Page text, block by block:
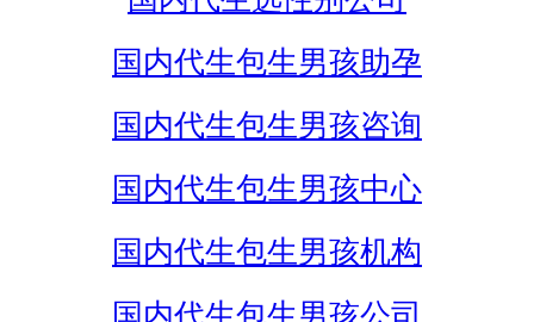
国内代生包生男孩助孕
国内代生包生男孩咨询
国内代生包生男孩中心
国内代生包生男孩机构
国内代生包生男孩公司